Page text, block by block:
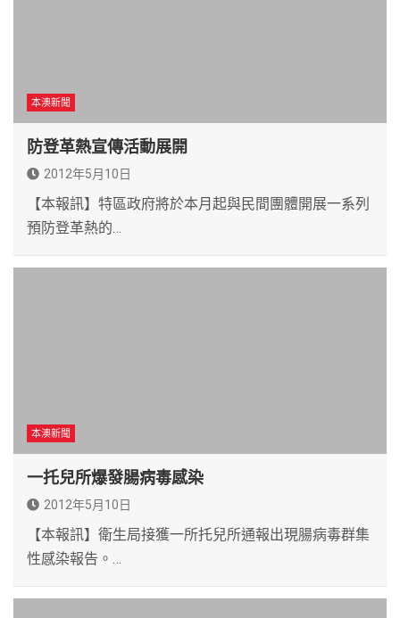
本澳新聞
防登革熱宣傳活動展開
2012年5月10日
【本報訊】特區政府將於本月起與民間團體開展一系列
預防登革熱的…
本澳新聞
一托兒所爆發腸病毒感染
2012年5月10日
【本報訊】衛生局接獲一所托兒所通報出現腸病毒群集
性感染報告。…